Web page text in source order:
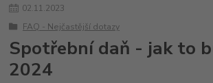
02.11.2023
FAQ - Nejčastější dotazy
Spotřební daň - jak to
2024